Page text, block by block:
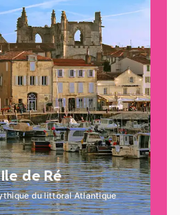
de Ré
du littoral Atlantique